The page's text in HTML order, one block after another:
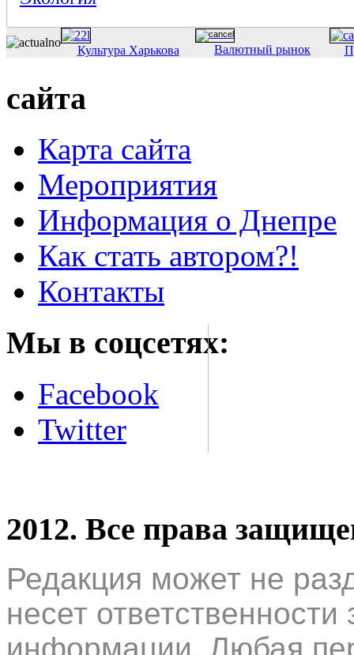
Культура Харькова Валютный рынок
сайта
Карта сайта
Мероприятия
Информация о Днепре
Как стать автором?!
Контакты
Мы в соцсетях:
Facebook
Twitter
2012. Все права
Редакция может не
несет